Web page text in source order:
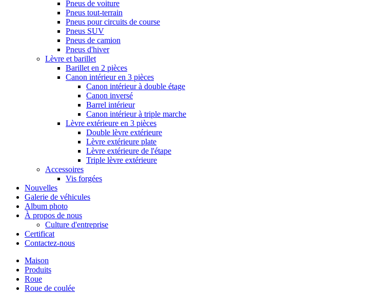
Pneus de voiture
Pneus tout-terrain
Pneus pour circuits de course
Pneus SUV
Pneus de camion
Pneus d'hiver
Lèvre et barillet
Barillet en 2 pièces
Canon intérieur en 3 pièces
Canon intérieur à double étage
Canon inversé
Barrel intérieur
Canon intérieur à triple marche
Lèvre extérieure en 3 pièces
Double lèvre extérieure
Lèvre extérieure plate
Lèvre extérieure de l'étape
Triple lèvre extérieure
Accessoires
Vis forgées
Nouvelles
Galerie de véhicules
Album photo
À propos de nous
Culture d'entreprise
Certificat
Contactez-nous
Maison
Produits
Roue
Roue de coulée